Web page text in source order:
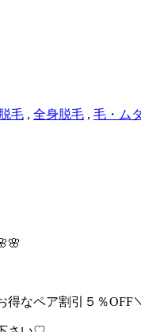
毛 , 全身脱毛 , 毛・ム
得なペア割引５％OFF